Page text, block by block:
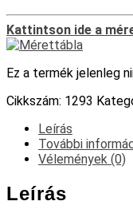
Kattintson ide a
Ez a termék jelenleg
Cikkszám: 1293
Leírás
További
Vélemények (0)
Leírás